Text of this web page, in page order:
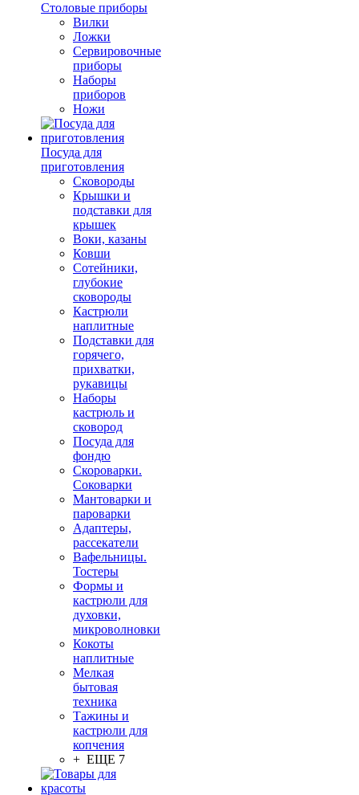
Столовые приборы
Вилки
Ложки
Сервировочные
приборы
Наборы
приборов
Ножи
Посуда для
приготовления
Сковороды
Крышки и
подставки для
крышек
Воки, казаны
Ковши
Сотейники,
глубокие
сковороды
Кастрюли
наплитные
Подставки для
горячего,
прихватки,
рукавицы
Наборы
кастрюль и
сковород
Посуда для
фондю
Скороварки.
Соковарки
Мантоварки и
пароварки
Адаптеры,
рассекатели
Вафельницы.
Тостеры
Формы и
кастрюли для
духовки,
микроволновки
Кокоты
наплитные
Мелкая
бытовая
техника
Тажины и
кастрюли для
копчения
+ ЕЩЕ 7